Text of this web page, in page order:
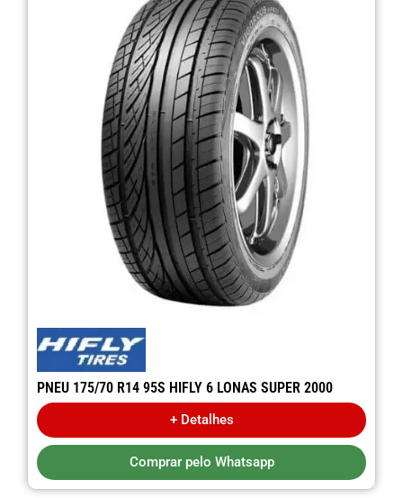
PNEU 175/70 R14 95S HIFLY 6 LONAS SUPER 2000
+ Detalhes
Comprar pelo Whatsapp